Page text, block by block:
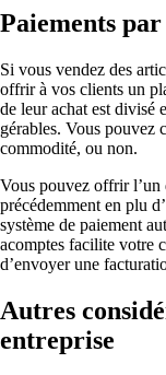
Paiements
Si vous vendez des
offrir à vos clients un
de leur achat est divisé
gérables. Vous pouvez
commodité, ou non.
Vous pouvez offrir l’un
précédemment en plu
système de paiement
acomptes facilite votre
d’envoyer une
Autres
entreprise